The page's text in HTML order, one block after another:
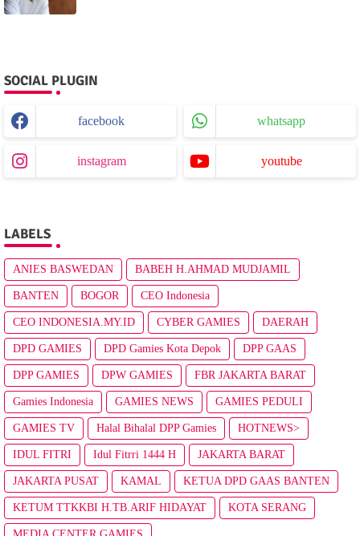
SOCIAL PLUGIN
facebook whatsapp
instagram youtube
LABELS
ANIES BASWEDAN BABEH H.AHMAD MUDJAMIL
BANTEN BOGOR CEO Indonesia
CEO INDONESIA.MY.ID CYBER GAMIES DAERAH
DPD GAMIES DPD Gamies Kota Depok DPP GAAS
DPP GAMIES DPW GAMIES FBR JAKARTA BARAT
Gamies Indonesia GAMIES NEWS GAMIES PEDULI
GAMIES TV Halal Bihalal DPP Gamies HOTNEWS>
IDUL FITRI Idul Fitrri 1444 H JAKARTA BARAT
JAKARTA PUSAT KAMAL KETUA DPD GAAS BANTEN
KETUM TTKKBI H.TB.ARIF HIDAYAT KOTA SERANG